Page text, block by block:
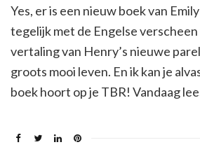
Yes, er is een nieuw boek van
tegelijk met de Engelse
vertaling van Henry’s nieuwe
groots mooi leven. En ik kan je
boek hoort op je TBR! Vandaag